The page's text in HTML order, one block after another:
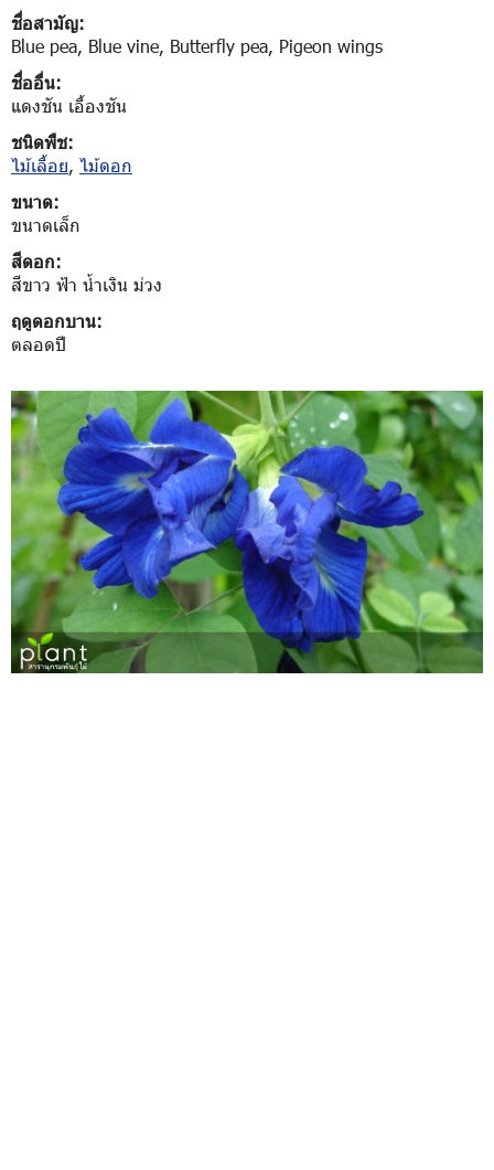
ชื่อสามัญ:
Blue pea, Blue vine, Butterfly pea, Pigeon wings
ชื่ออื่น:
แดงชัน เอื้องชัน
ชนิดพืช:
ไม้เลื้อย, ไม้ดอก
ขนาด:
ขนาดเล็ก
สีดอก:
สีขาว ฟ้า น้ำเงิน ม่วง
ฤดูดอกบาน:
ตลอดปี